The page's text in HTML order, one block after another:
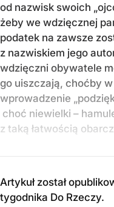
od nazwisk swoich
żeby we wdzięcznej
podatek na zawsze
z nazwiskiem jego
wdzięczni obywatele
go uiszczają, choćby
wprowadzenie
choć niewielki –
z taką łatwością
Artykuł został
tygodnika Do Rzeczy.